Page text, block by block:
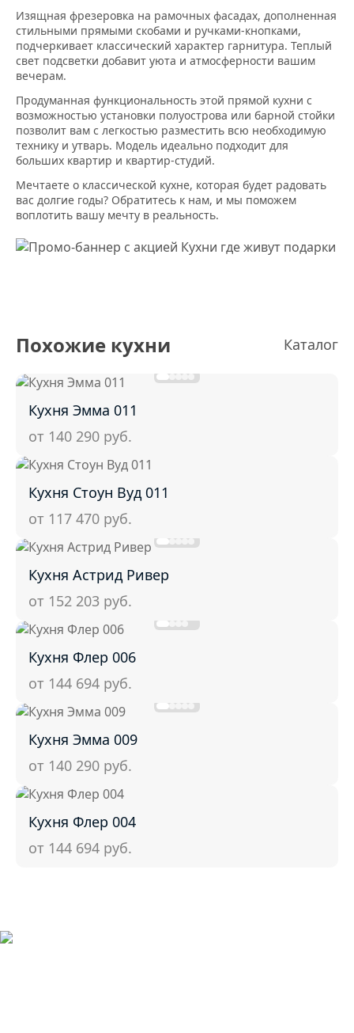
Изящная фрезеровка на рамочных фасадах, дополненная
стильными прямыми скобами и ручками-кнопками,
подчеркивает классический характер гарнитура. Теплый
свет подсветки добавит уюта и атмосферности вашим
вечерам.
Продуманная функциональность этой прямой кухни с
возможностью установки полуострова или барной стойки
позволит вам с легкостью разместить всю необходимую
технику и утварь. Модель идеально подходит для
больших квартир и квартир-студий.
Мечтаете о классической кухне, которая будет радовать
вас долгие годы? Обратитесь к нам, и мы поможем
воплотить вашу мечту в реальность.
Похожие кухни Каталог
Кухня Эмма 011
от 140 290 руб.
Кухня Стоун Вуд 011
от 117 470 руб.
Кухня Астрид Ривер
от 152 203 руб.
Кухня Флер 006
от 144 694 руб.
Кухня Эмма 009
от 140 290 руб.
Кухня Флер 004
от 144 694 руб.